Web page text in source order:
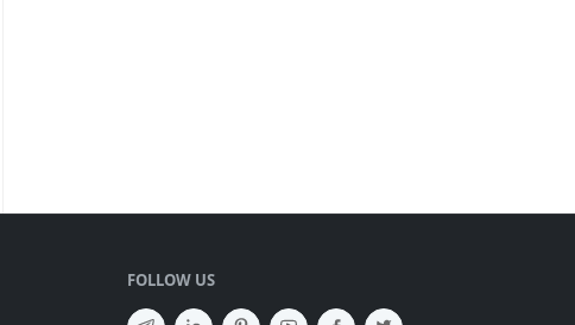
FOLLOW US